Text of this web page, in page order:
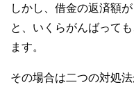
しかし、借金の返済額
と、いくらがんばって
ます。
その場合は二つの対処法